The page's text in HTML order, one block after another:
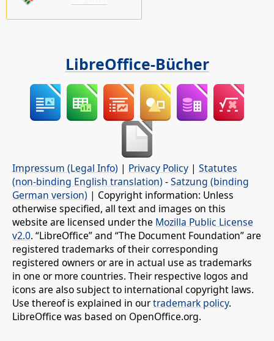
LibreOffice-Bücher
Impressum (Legal Info) | Privacy Policy | Statutes
(non-binding English translation) -Satzung (binding
German version) | Copyright information: Unless
otherwise specified, all text and images on this
website are licensed under the Mozilla Public License
v2.0. “LibreOffice” and “The Document Foundation” are
registered trademarks of their corresponding
registered owners or are in actual use as trademarks
in one or more countries. Their respective logos and
icons are also subject to international copyright laws.
Use thereof is explained in ourtrademark policy.
LibreOffice was based on OpenOffice.org.